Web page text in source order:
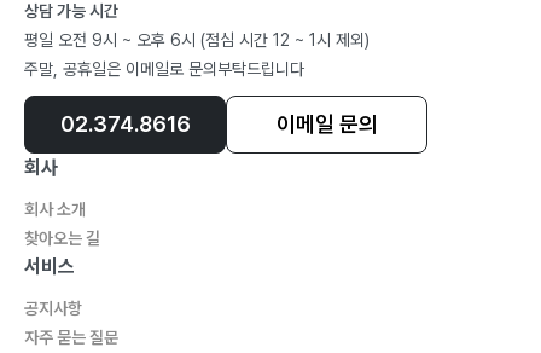
상담 가능 시간
평일 오전 9시 ~ 오후 6시 (점심 시간 12 ~ 1시 제외)
주말, 공휴일은 이메일로 문의부탁드립니다
02.374.8616 이메일 문의
회사
회사 소개
찾아오는 길
서비스
공지사항
자주 묻는 질문